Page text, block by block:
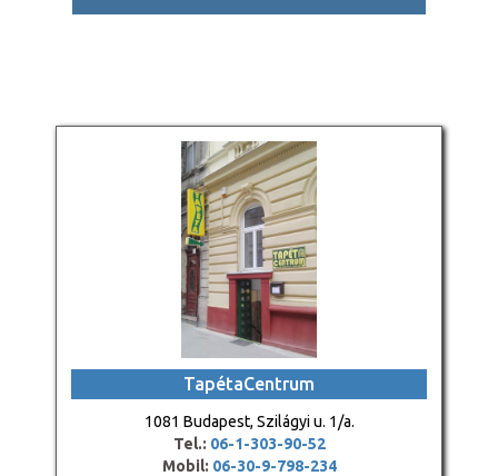
TapétaCentrum
1081 Budapest, Szilágyi u. 1/a.
Tel.: 06-1-303-90-52
Mobil: 06-30-9-798-234